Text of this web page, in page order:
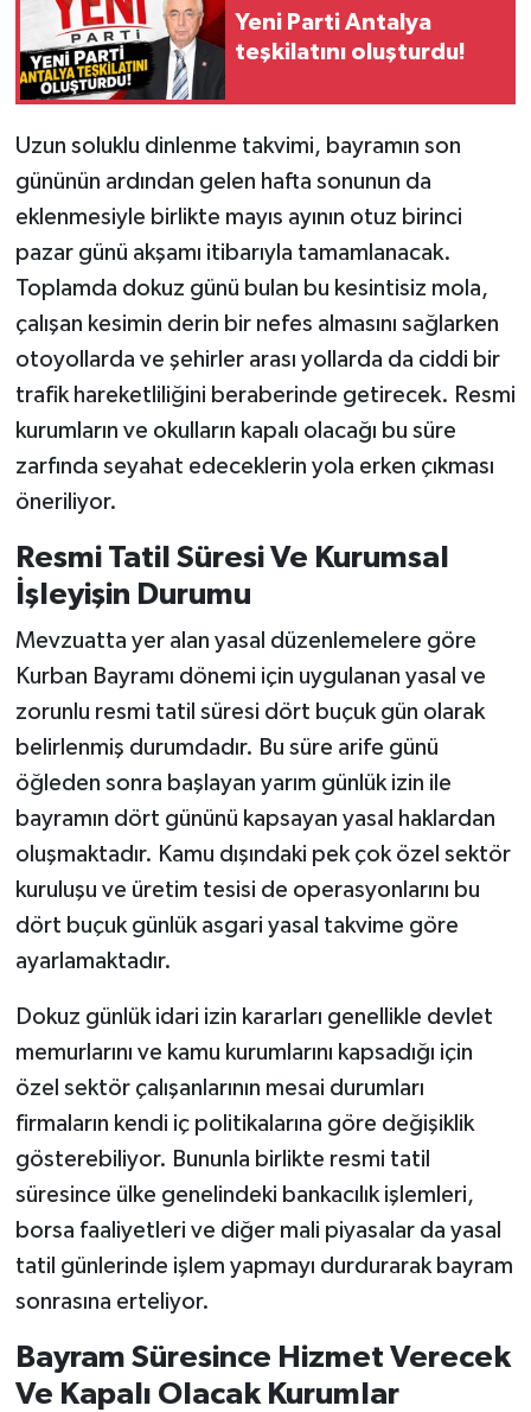
Yeni Parti Antalya
teşkilatını oluşturdu!
Uzun soluklu dinlenme takvimi, bayramın son
gününün ardından gelen hafta sonunun da
eklenmesiyle birlikte mayıs ayının otuz birinci
pazar günü akşamı itibarıyla tamamlanacak.
Toplamda dokuz günü bulan bu kesintisiz mola,
çalışan kesimin derin bir nefes almasını sağlarken
otoyollarda ve şehirler arası yollarda da ciddi bir
trafik hareketliliğini beraberinde getirecek. Resmi
kurumların ve okulların kapalı olacağı bu süre
zarfında seyahat edeceklerin yola erken çıkması
öneriliyor.
Resmi Tatil Süresi Ve Kurumsal
İşleyişin Durumu
Mevzuatta yer alan yasal düzenlemelere göre
Kurban Bayramı dönemi için uygulanan yasal ve
zorunlu resmi tatil süresi dört buçuk gün olarak
belirlenmiş durumdadır. Bu süre arife günü
öğleden sonra başlayan yarım günlük izin ile
bayramın dört gününü kapsayan yasal haklardan
oluşmaktadır. Kamu dışındaki pek çok özel sektör
kuruluşu ve üretim tesisi de operasyonlarını bu
dört buçuk günlük asgari yasal takvime göre
ayarlamaktadır.
Dokuz günlük idari izin kararları genellikle devlet
memurlarını ve kamu kurumlarını kapsadığı için
özel sektör çalışanlarının mesai durumları
firmaların kendi iç politikalarına göre değişiklik
gösterebiliyor. Bununla birlikte resmi tatil
süresince ülke genelindeki bankacılık işlemleri,
borsa faaliyetleri ve diğer mali piyasalar da yasal
tatil günlerinde işlem yapmayı durdurarak bayram
sonrasına erteliyor.
Bayram Süresince Hizmet Verecek
Ve Kapalı Olacak Kurumlar